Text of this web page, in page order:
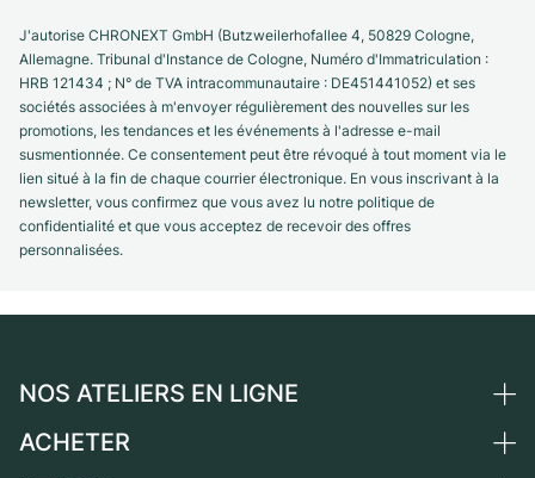
J'autorise CHRONEXT GmbH (Butzweilerhofallee 4, 50829 Cologne,
Allemagne. Tribunal d'Instance de Cologne, Numéro d'Immatriculation :
HRB 121434 ; N° de TVA intracommunautaire : DE451441052) et ses
sociétés associées à m'envoyer régulièrement des nouvelles sur les
promotions, les tendances et les événements à l'adresse e-mail
susmentionnée. Ce consentement peut être révoqué à tout moment via le
lien situé à la fin de chaque courrier électronique. En vous inscrivant à la
newsletter, vous confirmez que vous avez lu notre politique de
confidentialité et que vous acceptez de recevoir des offres
personnalisées.
NOS ATELIERS EN LIGNE
Allemagne
ACHETER